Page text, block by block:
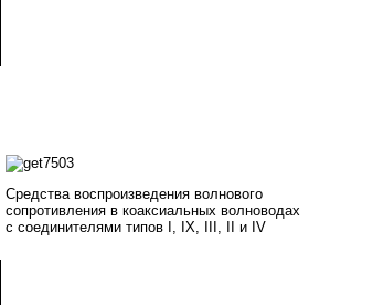
Средства воспроизведения волнового
сопротивления в коаксиальных волноводах
с соединителями типов I, IX, III, II и IV